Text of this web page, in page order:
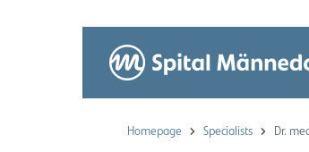
Homepage Specialists Dr.